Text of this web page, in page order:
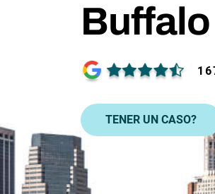
Buffalo
TENER UN CASO?